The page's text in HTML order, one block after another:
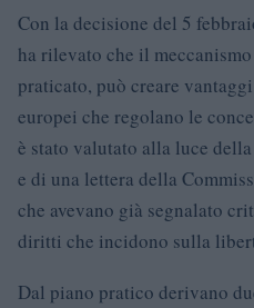
Con la decisione del 5
ha rilevato che il
praticato, può creare
europei che regolano le
è stato valutato alla luce
e di una lettera della
che avevano già segnalato
diritti che incidono sulla
Dal piano pratico derivano